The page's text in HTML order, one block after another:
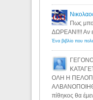
Πως
ΔΩΡΕΑΝ!!!! Αν
ΟΛΗ Η
πίθηκος θα